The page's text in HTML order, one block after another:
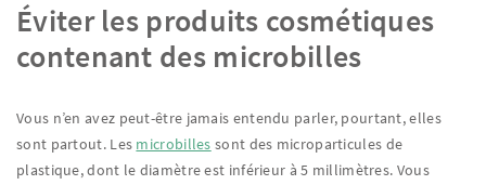
Éviter les produits cosmétiques
contenant des microbilles
Vous n’en avez peut-être jamais entendu parler, pourtant, elles
sont partout. Les microbilles sont des microparticules de
plastique, dont le diamètre est inférieur à 5 millimètres. Vous